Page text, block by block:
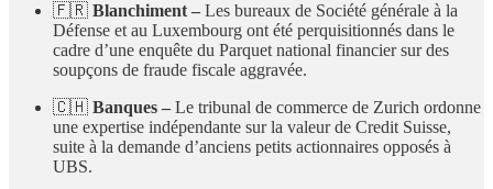
🇫🇷 Blanchiment – Les bureaux de Société générale à la
Défense et au Luxembourg ont été perquisitionnés dans le
cadre d’une enquête du Parquet national financier sur des
soupçons de fraude fiscale aggravée.
🇨🇭 Banques – Le tribunal de commerce de Zurich ordonne
une expertise indépendante sur la valeur de Credit Suisse,
suite à la demande d’anciens petits actionnaires opposés à
UBS.